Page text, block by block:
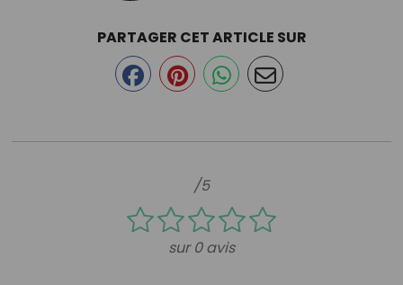
/5
sur 0 avis
PARTAGER CET ARTICLE SUR